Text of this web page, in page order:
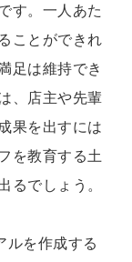
す。一人あた
ことができれ
足は維持でき
、店主や先輩
果を出すには
を教育する土
るでしょう。
を作成する